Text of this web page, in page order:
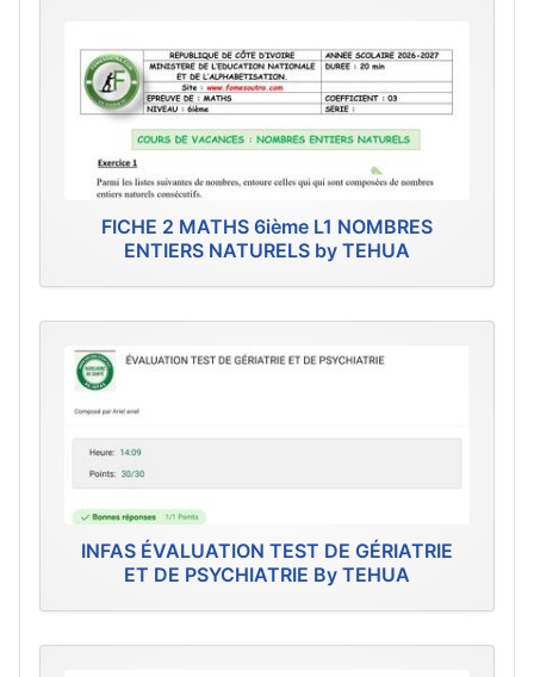
FICHE 2 MATHS 6ième L1 NOMBRES
ENTIERS NATURELS by TEHUA
INFAS ÉVALUATION TEST DE GÉRIATRIE
ET DE PSYCHIATRIE By TEHUA